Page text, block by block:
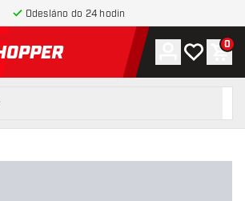
Odesláno do 24 hodin
Zpět na hlavní stránku
ÚčetMůj 0